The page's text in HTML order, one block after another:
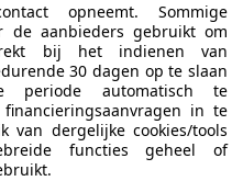
opneemt. Sommige
de aanbieders gebruikt om
bij het indienen van
30 dagen op te slaan
periode automatisch te
in te
van dergelijke cookies/tools
functies geheel of